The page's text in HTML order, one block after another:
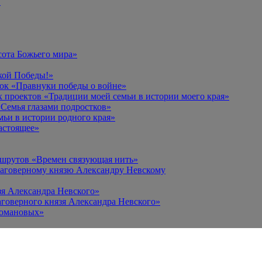
Божьего мира»
Победы!»
«Правнуки победы о войне»
«Традиции моей семьи в истории моего края»
глазами подростков»
в истории родного края»
«Времен связующая нить»
князю Александру Невскому
Александра Невского»
князя Александра Невского»